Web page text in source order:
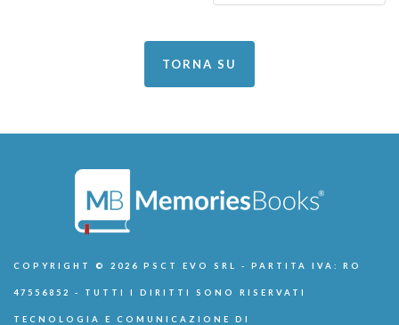
TORNA SU
COPYRIGHT © 2026 PSCT EVO SRL - PARTITA IVA: RO
47556852 - TUTTI I DIRITTI SONO RISERVATI
TECNOLOGIA E COMUNICAZIONE DI